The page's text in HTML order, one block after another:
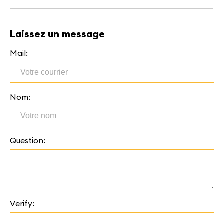
Laissez un message
Mail:
Nom:
Question:
Verify: